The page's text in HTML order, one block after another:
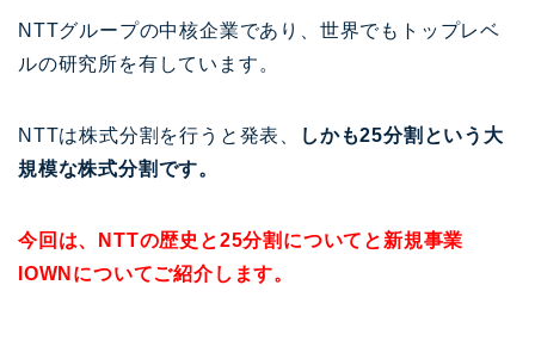
NTTグループの中核企業であり、世界でもトップレベ
ルの研究所を有しています。
NTTは株式分割を行うと発表、
しかも25分割という大
規模な株式分割です。
今回は、NTTの歴史と25分割についてと新規事業
IOWNについてご紹介します。